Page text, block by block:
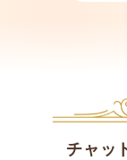
チャッ